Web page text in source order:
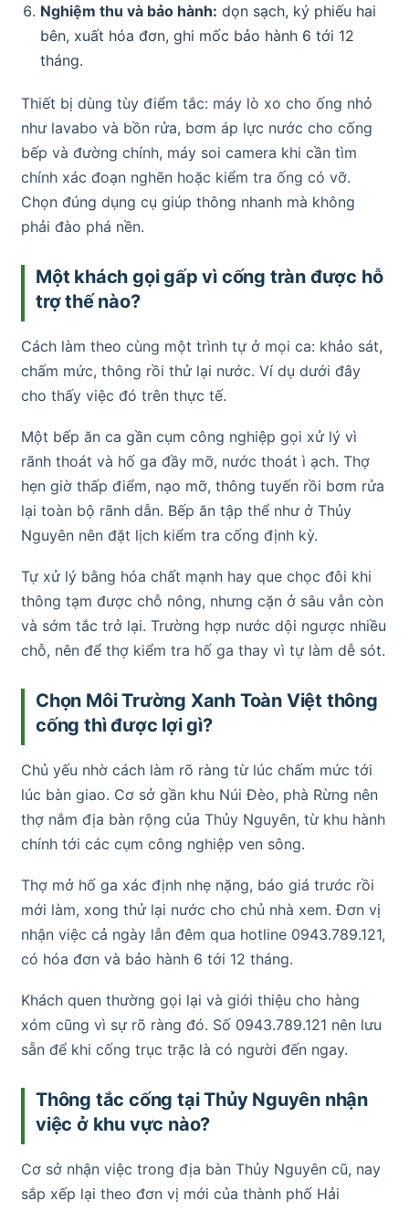
Nghiệm thu và bảo hành: dọn sạch, ký phiếu hai
bên, xuất hóa đơn, ghi mốc bảo hành 6 tới 12
tháng.
Thiết bị dùng tùy điểm tắc: máy lò xo cho ống nhỏ
như lavabo và bồn rửa, bơm áp lực nước cho cống
bếp và đường chính, máy soi camera khi cần tìm
chính xác đoạn nghẽn hoặc kiểm tra ống có vỡ.
Chọn đúng dụng cụ giúp thông nhanh mà không
phải đào phá nền.
Một khách gọi gấp vì cống tràn được hỗ
trợ thế nào?
Cách làm theo cùng một trình tự ở mọi ca: khảo sát,
chấm mức, thông rồi thử lại nước. Ví dụ dưới đây
cho thấy việc đó trên thực tế.
Một bếp ăn ca gần cụm công nghiệp gọi xử lý vì
rãnh thoát và hố ga đầy mỡ, nước thoát ì ạch. Thợ
hẹn giờ thấp điểm, nạo mỡ, thông tuyến rồi bơm rửa
lại toàn bộ rãnh dẫn. Bếp ăn tập thể như ở Thủy
Nguyên nên đặt lịch kiểm tra cống định kỳ.
Tự xử lý bằng hóa chất mạnh hay que chọc đôi khi
thông tạm được chỗ nông, nhưng cặn ở sâu vẫn còn
và sớm tắc trở lại. Trường hợp nước dội ngược nhiều
chỗ, nên để thợ kiểm tra hố ga thay vì tự làm dễ sót.
Chọn Môi Trường Xanh Toàn Việt thông
cống thì được lợi gì?
Chủ yếu nhờ cách làm rõ ràng từ lúc chấm mức tới
lúc bàn giao. Cơ sở gần khu Núi Đèo, phà Rừng nên
thợ nắm địa bàn rộng của Thủy Nguyên, từ khu hành
chính tới các cụm công nghiệp ven sông.
Thợ mở hố ga xác định nhẹ nặng, báo giá trước rồi
mới làm, xong thử lại nước cho chủ nhà xem. Đơn vị
nhận việc cả ngày lẫn đêm qua hotline 0943.789.121,
có hóa đơn và bảo hành 6 tới 12 tháng.
Khách quen thường gọi lại và giới thiệu cho hàng
xóm cũng vì sự rõ ràng đó. Số 0943.789.121 nên lưu
sẵn để khi cống trục trặc là có người đến ngay.
Thông tắc cống tại Thủy Nguyên nhận
việc ở khu vực nào?
Cơ sở nhận việc trong địa bàn Thủy Nguyên cũ, nay
sắp xếp lại theo đơn vị mới của thành phố Hải